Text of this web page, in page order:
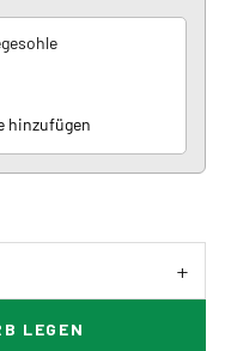
hinzufügen
LEGEN